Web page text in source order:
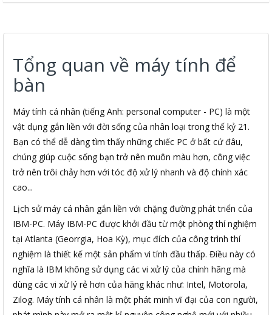
Tổng quan về máy tính để
bàn
Máy tính cá nhân (tiếng Anh: personal computer - PC) là một
vật dụng gắn liền với đời sống của nhân loại trong thế kỷ 21.
Bạn có thể dễ dàng tìm thấy những chiếc PC ở bất cứ đâu,
chúng giúp cuộc sống bạn trở nên muôn màu hơn, công việc
trở nên trôi chảy hơn với tóc độ xử lý nhanh và độ chính xác
cao...
Lịch sử máy cá nhân gắn liền với chặng đường phát triển của
IBM-PC. Máy IBM-PC được khởi đầu từ một phòng thí nghiệm
tại Atlanta (Georrgia, Hoa Kỳ), mục đích của công trình thí
nghiệm là thiết kế một sản phẩm vi tính đầu thấp. Điều này có
nghĩa là IBM không sử dụng các vi xử lý của chính hãng mà
dùng các vi xử lý rẻ hơn của hãng khác như: Intel, Motorola,
Zilog. Máy tính cá nhân là một phát minh vĩ đại của con người,